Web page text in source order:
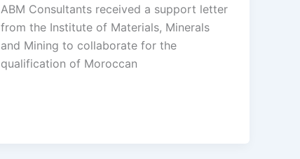
ABM Consultants received a support letter
from the Institute of Materials, Minerals
and Mining to collaborate for the
qualification of Moroccan